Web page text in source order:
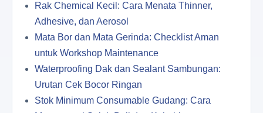
Rak Chemical Kecil: Cara Menata Thinner,
Adhesive, dan Aerosol
Mata Bor dan Mata Gerinda: Checklist Aman
untuk Workshop Maintenance
Waterproofing Dak dan Sealant Sambungan:
Urutan Cek Bocor Ringan
Stok Minimum Consumable Gudang: Cara